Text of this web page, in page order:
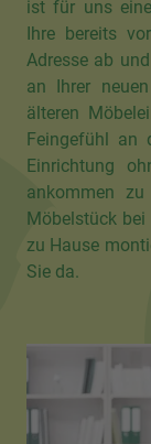
ist für uns
Ihre bereits
Adresse ab
an Ihrer
älteren
Feingefühl an
Einrichtung
ankommen
Möbelstück
zu Hause
Sie da.